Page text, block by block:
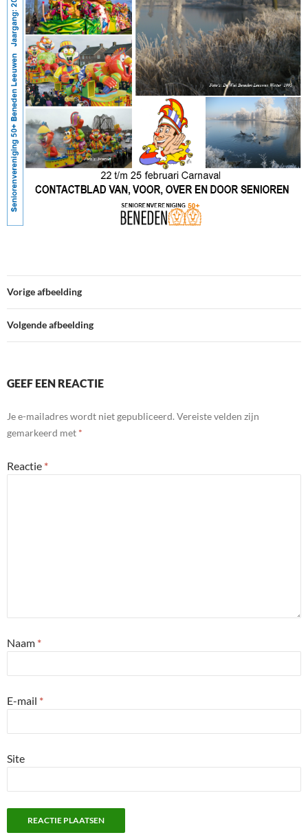
Vorige afbeelding
Volgende afbeelding
GEEF EEN REACTIE
Je e-mailadres wordt niet gepubliceerd. Vereiste velden zijn
gemarkeerd met *
Reactie *
Naam *
E-mail *
Site